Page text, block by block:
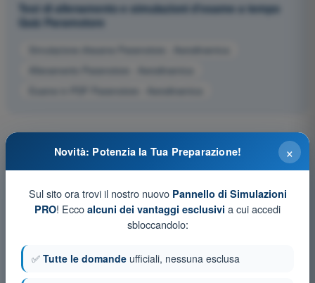
Test di allenamento e simulazioni d'esame a tempo
Quiz Paramotore
Simulazione d'esame Paramotore - Aerodinamica
×
Novità: Potenzia la Tua Preparazione!
Sul sito ora trovi il nostro nuovo Pannello di Simulazioni
PRO! Ecco alcuni dei vantaggi esclusivi a cui accedi
sbloccandolo:
✅ Tutte le domande ufficiali, nessuna esclusa